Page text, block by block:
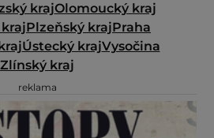
krajOlomoucký kraj
Plzeňský krajPraha
Ústecký krajVysočina
Zlínský kraj
reklama